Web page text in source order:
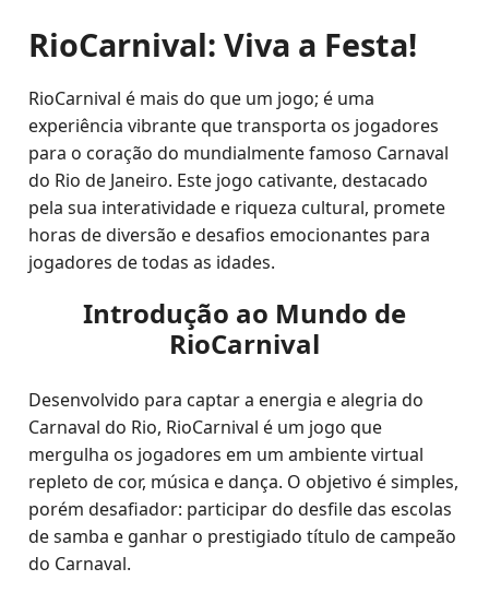
RioCarnival: Viva a Festa!
RioCarnival é mais do que um jogo; é uma
experiência vibrante que transporta os jogadores
para o coração do mundialmente famoso Carnaval
do Rio de Janeiro. Este jogo cativante, destacado
pela sua interatividade e riqueza cultural, promete
horas de diversão e desafios emocionantes para
jogadores de todas as idades.
Introdução ao Mundo de
RioCarnival
Desenvolvido para captar a energia e alegria do
Carnaval do Rio, RioCarnival é um jogo que
mergulha os jogadores em um ambiente virtual
repleto de cor, música e dança. O objetivo é simples,
porém desafiador: participar do desfile das escolas
de samba e ganhar o prestigiado título de campeão
do Carnaval.